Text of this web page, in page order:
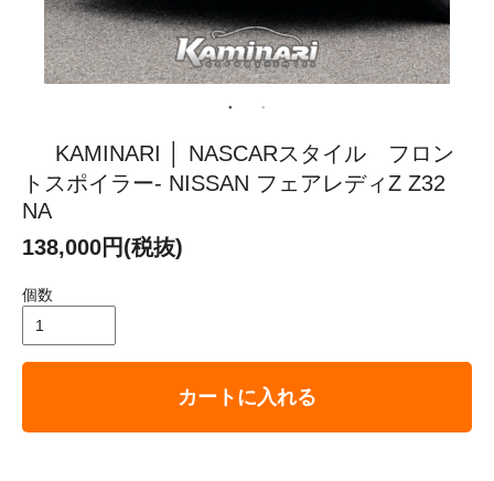
KAMINARI │ NASCARスタイル フロン
トスポイラー- NISSAN フェアレディZ Z32
NA
138,000円(税抜)
個数
カートに入れる